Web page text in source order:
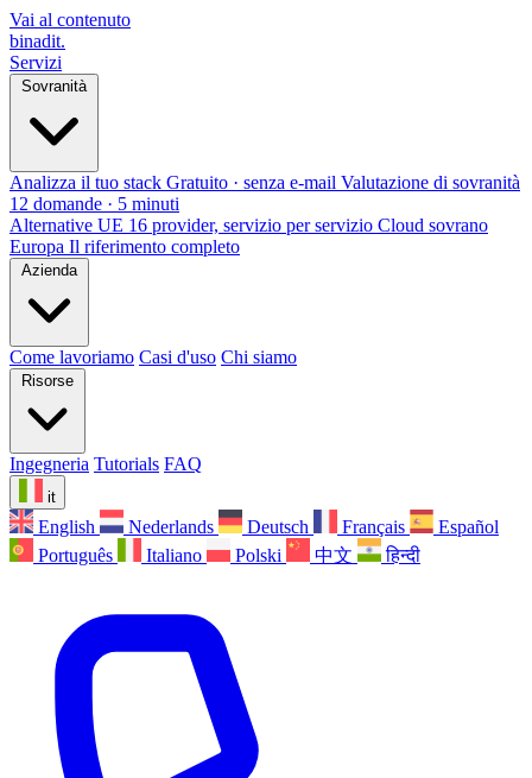
Vai al contenuto
binadit.
Servizi
Sovranità
Analizza il tuo stack Gratuito · senza e-mail Valutazione di sovranità
12 domande · 5 minuti
Alternative UE 16 provider, servizio per servizio Cloud sovrano
Europa Il riferimento completo
Azienda
Come lavoriamo Casi d'uso Chi siamo
Risorse
Ingegneria Tutorials FAQ
it
English Nederlands Deutsch Français
Español
Português
Italiano Polski 中文 हिन्दी